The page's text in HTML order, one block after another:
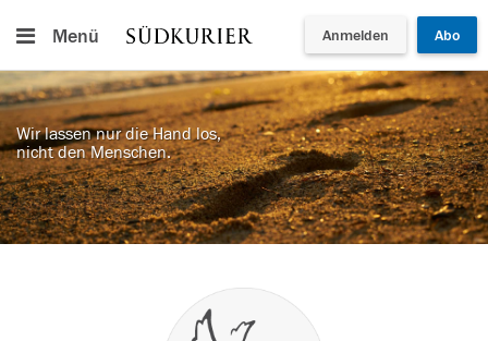
Menü Anmelden Abo
Wir lassen nur die Hand los,
nicht den Menschen.